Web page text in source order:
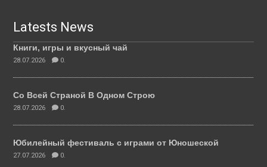
Latests News
Книги, игры и вкусный чай
28.07.2026 0.
Со Всей Страной В Одном Строю
28.07.2026 0.
Юбилейный фестиваль с играми от Юношеской
27.07.2026 0.